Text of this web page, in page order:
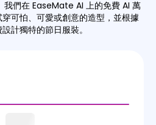
我們在 EaseMate AI 上的免費 AI 萬
可怕、可愛或創意的造型，並根據
計獨特的節日服裝。